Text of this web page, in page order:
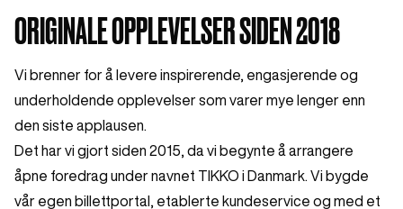
ORIGINALE OPPLEVELSER SIDEN 2018
Vi brenner for å levere inspirerende, engasjerende og
underholdende opplevelser som varer mye lenger enn
den siste applausen.
Det har vi gjort siden 2015, da vi begynte å arrangere
åpne foredrag under navnet TIKKO i Danmark. Vi bygde
vår egen billettportal, etablerte kundeservice og med et